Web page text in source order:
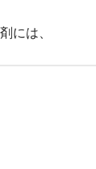
には、